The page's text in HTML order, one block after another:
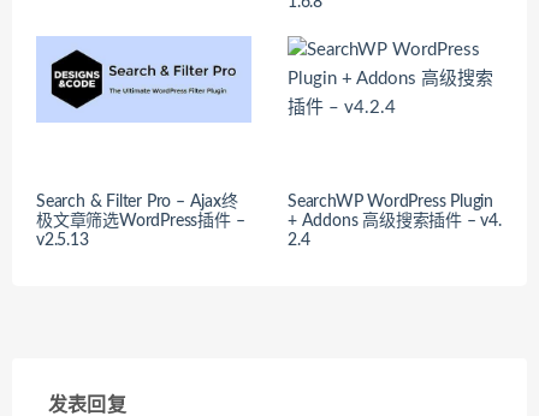
Search & Filter Pro – Ajax终
极文章筛选WordPress插件 –
v2.5.13
SearchWP WordPress Plugin
+ Addons 高级搜索插件 – v4.
2.4
发表回复